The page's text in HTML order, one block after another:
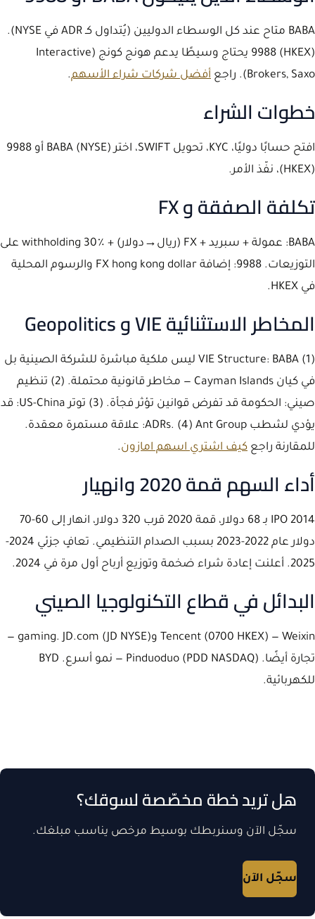
BABA متاح عند كل الوسطاء الدوليين (يُتداول كـ ADR في NYSE).
9988 (HKEX) يحتاج وسيطًا يدعم هونج كونج (Interactive
Brokers, Saxo). راجع
أفضل شركات شراء الأسهم.
خطوات الشراء
افتح حسابًا دوليًا، KYC، تحويل SWIFT، اختر BABA (NYSE) أو 9988
(HKEX)، نفّذ الأمر.
تكلفة الصفقة و FX
BABA: عمولة + سبريد + FX (ريال→دولار) + withholding 30٪ على
التوزيعات. 9988: إضافة FX hong kong dollar والرسوم المحلية
في HKEX.
المخاطر الاستثنائية VIE و Geopolitics
(1) VIE Structure: BABA ليس ملكية مباشرة للشركة الصينية بل
في كيان Cayman Islands — مخاطر قانونية محتملة. (2) تنظيم
صيني: الحكومة قد تفرض قوانين تؤثر فجأة. (3) توتر US-China: قد
يؤدي لشطب ADRs. (4) Ant Group: علاقة مستمرة معقدة.
للمقارنة راجع كيف اشتري اسهم امازون.
أداء السهم قمة 2020 وانهيار
IPO 2014 بـ 68 دولار، قمة 2020 قرب 320 دولار، انهار إلى 60-70
دولار عام 2022-2023 بسبب الصدام التنظيمي. تعافٍ جزئي 2024-
2025. أعلنت إعادة شراء ضخمة وتوزيع أرباح أول مرة في 2024.
البدائل في قطاع التكنولوجيا الصيني
Tencent (0700 HKEX) — Weixin وgaming. JD.com (JD NYSE) —
تجارة أيضًا. Pinduoduo (PDD NASDAQ) — نمو أسرع. BYD
للكهربائية.
هل تريد خطة مخصّصة لسوقك؟
سجّل الآن وسنربطك بوسيط مرخص يناسب مبلغك.
سجّل الآن